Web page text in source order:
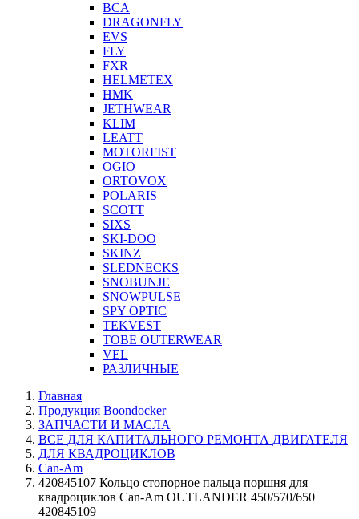
BCA
DRAGONFLY
EVS
FLY
FXR
HELMETEX
HMK
JETHWEAR
KLIM
LEATT
MOTORFIST
OGIO
ORTOVOX
POLARIS
SCOTT
SIXS
SKI-DOO
SKINZ
SLEDNECKS
SNOBUNJE
SNOWPULSE
SPY OPTIC
TEKVEST
TOBE OUTERWEAR
VEL
РАЗЛИЧНЫЕ
Главная
Продукция Boondocker
ЗАПЧАСТИ И МАСЛА
ВСЕ ДЛЯ КАПИТАЛЬНОГО РЕМОНТА ДВИГАТЕЛЯ
ДЛЯ КВАДРОЦИКЛОВ
Can-Am
420845107 Кольцо стопорное пальца поршня для
квадроциклов Can-Am OUTLANDER 450/570/650
420845109